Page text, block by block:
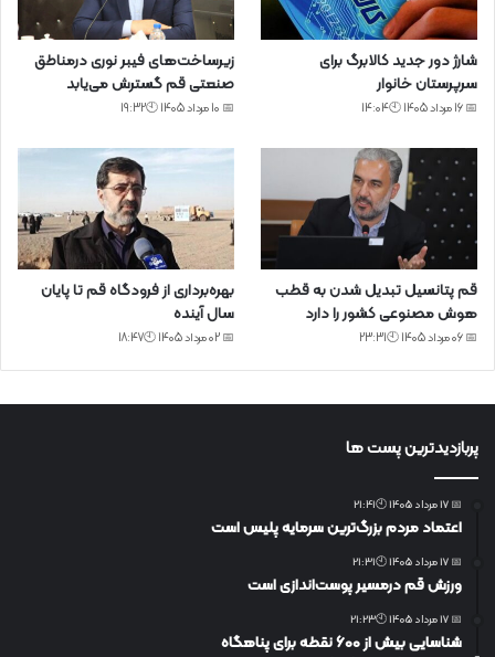
شارژ دور جدید کالابرگ برای
سرپرستان خانوار
📅 16 مرداد 1405 🕙14:04
زیرساخت‌های فیبر نوری درمناطق
صنعتی قم گسترش می‌یابد
📅 10 مرداد 1405 🕙19:32
قم پتانسیل تبدیل شدن به قطب
هوش مصنوعی کشور را دارد
📅 06 مرداد 1405 🕙23:31
بهره‌برداری از فرودگاه قم تا پایان
سال آینده
📅 02 مرداد 1405 🕙18:47
پربازدیدترین پست ها
📅 17 مرداد 1405 🕙21:41
اعتماد مردم بزرگ‌ترین سرمایه پلیس است
📅 17 مرداد 1405 🕙21:31
ورزش قم درمسیر پوست‌اندازی است
📅 17 مرداد 1405 🕙21:23
شناسایی بیش از ۶۰۰ نقطه برای پناهگاه